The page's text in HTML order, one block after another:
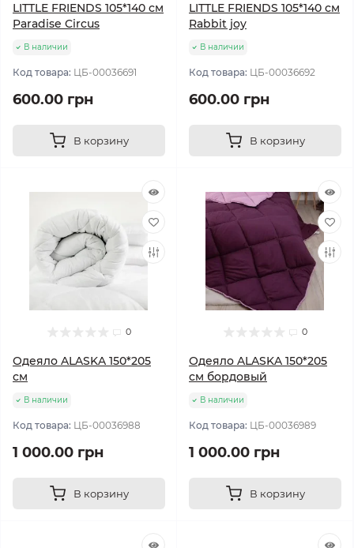
LITTLE FRIENDS 105*140 см
Paradise Circus
В наличии
Код товара: ЦБ-00036691
600.00 грн
В корзину
LITTLE FRIENDS 105*140 см
Rabbit joy
В наличии
Код товара: ЦБ-00036692
600.00 грн
В корзину
0
Одеяло ALASKA 150*205
см
В наличии
Код товара: ЦБ-00036988
1 000.00 грн
В корзину
0
Одеяло ALASKA 150*205
см бордовый
В наличии
Код товара: ЦБ-00036989
1 000.00 грн
В корзину